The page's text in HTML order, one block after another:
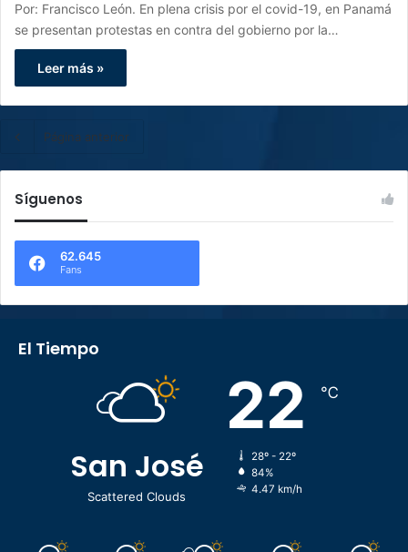
Por: Francisco León. En plena crisis por el covid-19, en Panamá
se presentan protestas en contra del gobierno por la…
Leer más »
Página anterior
Síguenos
62.645
Fans
El Tiempo
San José
Scattered Clouds
22 ℃
28º - 22º
84%
4.47 km/h